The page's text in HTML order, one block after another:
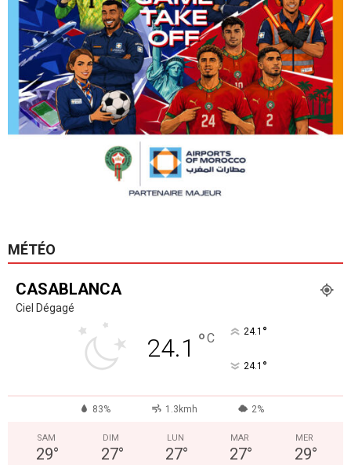
MÉTÉO
CASABLANCA
Ciel Dégagé
24.1 °C 24.1 °
24.1 °
83% 1.3kmh 2%
SAM
29°
DIM
27°
LUN
27°
MAR
27°
MER
29°